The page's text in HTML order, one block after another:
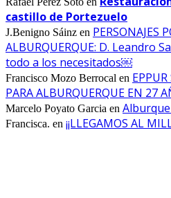
castillo de Portezuelo
J.Benigno Sáinz en PERSONAJES
ALBURQUERQUE: D. Leandro
todo a los necesitados￼
Francisco Mozo Berrocal en
PARA ALBURQUERQUE EN 27
Marcelo Poyato Garcia en
Francisca. en ¡¡LLEGAMOS AL